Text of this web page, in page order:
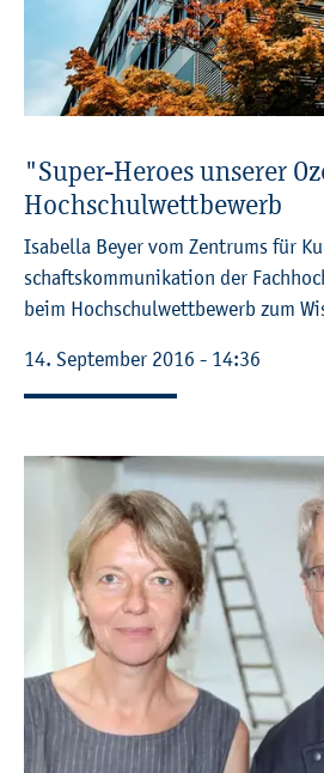
"Super-He­roes un­se­rer
Hoch­schul­wett­be­werb
Isa­bel­la Beyer vom Zen­trums für
schafts­kom­mu­ni­ka­ti­on der
beim Hoch­schul­wett­be­werb zum
14. Sep­tem­ber 2016 - 14:36